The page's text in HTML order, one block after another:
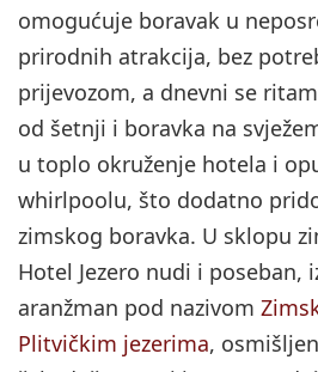
omogućuje boravak u
prirodnih atrakcija, bez
prijevozom, a dnevni se
od šetnji i boravka na
u toplo okruženje hotela i
whirlpoolu, što dodatno
zimskog boravka. U sklopu
Hotel Jezero nudi i poseban,
aranžman pod nazivom
Plitvičkim jezerima,